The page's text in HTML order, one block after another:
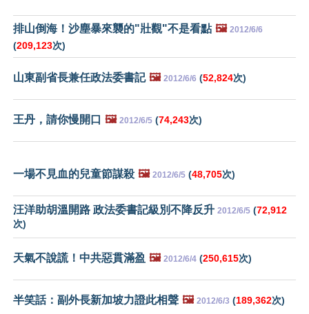
排山倒海！沙塵暴來襲的"壯觀"不是看點 🖼️ 2012/6/6
(209,123次)
山東副省長兼任政法委書記 🖼️ 2012/6/6 (52,824次)
王丹，請你慢開口 🖼️ 2012/6/5 (74,243次)
一場不見血的兒童節謀殺 🖼️ 2012/6/5 (48,705次)
汪洋助胡溫開路 政法委書記級別不降反升 2012/6/5 (72,912
次)
天氣不說謊！中共惡貫滿盈 🖼️ 2012/6/4 (250,615次)
半笑話：副外長新加坡力證此相聲 🖼️ 2012/6/3 (189,362次)